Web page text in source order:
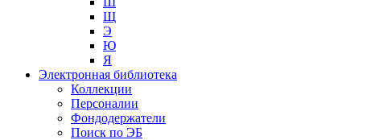
Щ
Э
Ю
Я
Электронная библиотека
Коллекции
Персоналии
Фондодержатели
Поиск по ЭБ